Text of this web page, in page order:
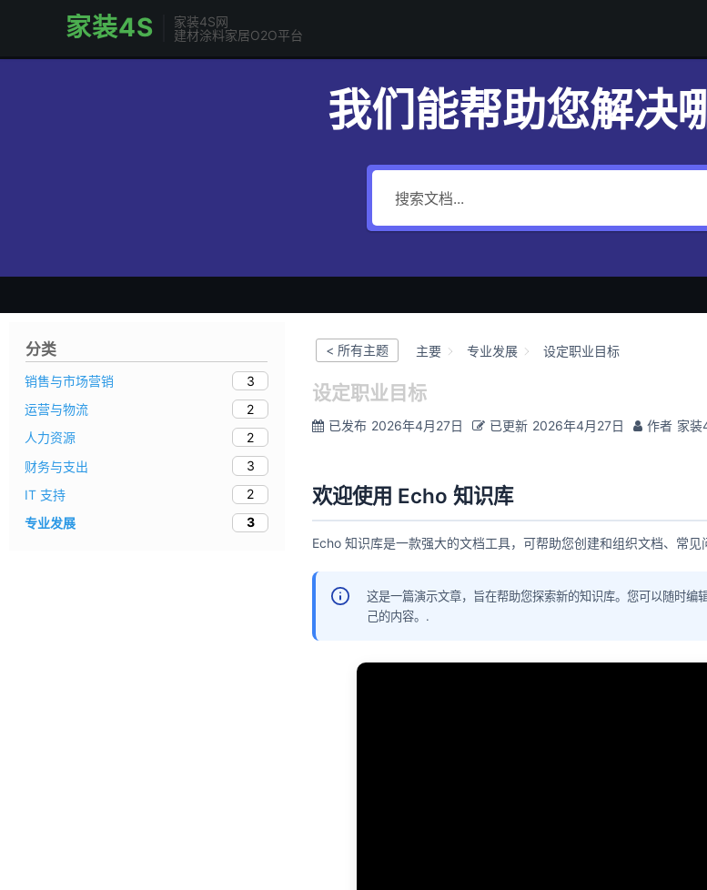
家装4S
家装4S网
建材涂料家居O2O平台
我们能帮助您解决
分类
销售与市场营销
3
运营与物流
2
人力资源
2
财务与支出
3
IT 支持
2
专业发展
3
< 所有主题 主要 专业发展 设定职业目标
设定职业目标
已发布 2026年4月27日 已更新 2026年4月27日 作者 家装
欢迎使用 Echo 知识库
Echo 知识库是一款强大的文档工具，可帮助您创建和组织文档、常见
这是一篇演示文章，旨在帮助您探索新的知识库。您可以随时编
己的内容。.